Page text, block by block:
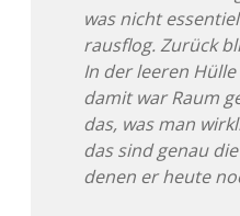
was nicht
rausflog. Zurück
In der leeren
damit war Raum
das, was man
das sind genau
denen er heute